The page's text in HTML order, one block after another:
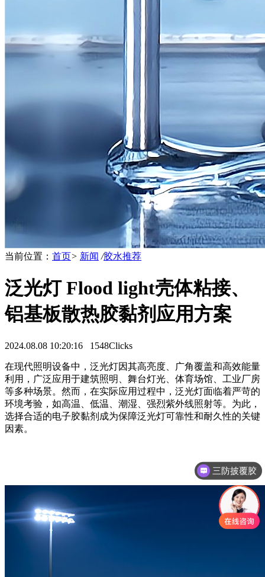
当前位置： 首页> 新闻 /胶水推荐
泛光灯 Flood light壳体粘接、
铝基板散热胶黏剂应用方案
2024.08.08 10:20:16 1548Clicks
在现代照明设备中，泛光灯因其高亮度、广角覆盖和高效能量
利用，广泛应用于建筑照明、舞台灯光、体育场馆、工业厂房
等多种场景。然而，在实际应用过程中，泛光灯面临着严苛的
环境考验，如高温、低温、潮湿、强烈紫外线照射等。为此，
选择合适的电子胶黏剂成为保障泛光灯可靠性和耐久性的关键
因素。
三防披覆胶